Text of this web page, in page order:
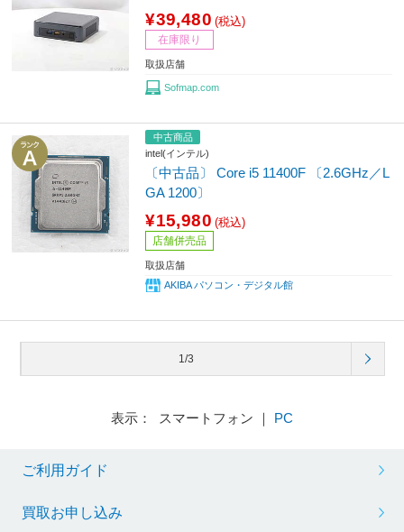
¥39,480 (税込)
在庫限り
取扱店舗
Sofmap.com
中古商品
intel(インテル)
〔中古品〕 Core i5 11400F 〔2.6GHz／L
GA 1200〕
¥15,980 (税込)
店舗併売品
取扱店舗
AKIBA パソコン・デジタル館
1/3
表示： スマートフォン ｜ PC
ご利用ガイド
買取お申し込み